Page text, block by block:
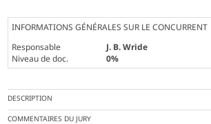
INFORMATIONS GÉNÉRALES SUR LE CONCURRENT
Responsable
J. B. Wride
Niveau de doc.
0%
DESCRIPTION
COMMENTAIRES DU JURY